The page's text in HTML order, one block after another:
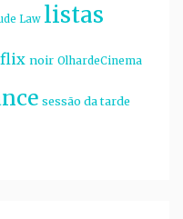
Law listas
noir OlhardeCinema
sessão da tarde